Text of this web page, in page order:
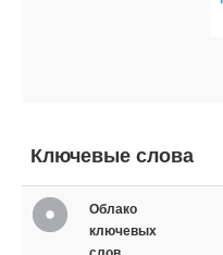
Ключевые слова
Облако
ключевых